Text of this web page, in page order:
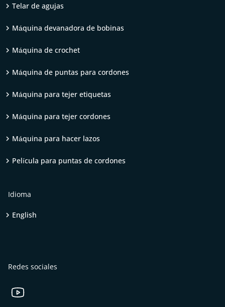
Telar de agujas
Máquina devanadora de bobinas
Máquina de crochet
Máquina de puntas para cordones
Máquina para tejer etiquetas
Máquina para tejer cordones
Máquina para hacer lazos
Película para puntas de cordones
Idioma
English
Redes sociales